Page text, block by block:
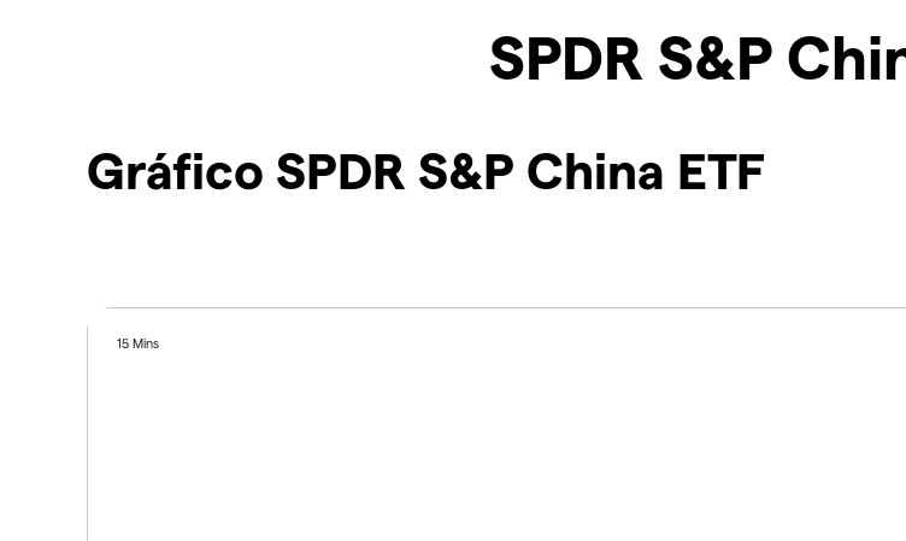
SPDR S&P
Gráfico SPDR S&P China ETF
15 Mins